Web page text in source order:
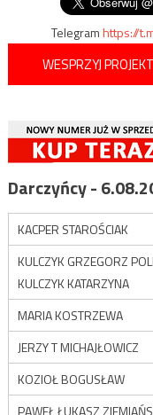
Telegramhttps://
WESPRZYJ
Darczyńcy -
KACPER STAROŚCIAK
KULCZYK GRZEGORZ
KULCZYK KATARZYNA
MARIA KOSTRZEWA
JERZY T MICHAJŁOWICZ
KOZIOŁ BOGUSŁAW